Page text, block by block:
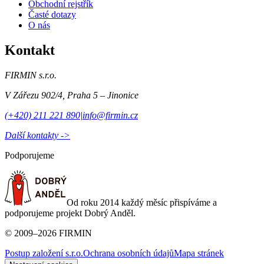
Obchodní rejstřík
Časté dotazy
O nás
Kontakt
FIRMIN s.r.o.
V Zářezu 902/4 Praha 5 – Jinonice
(+420) 211 221 890|info@firmin.cz
Další kontakty ->
Podporujeme
Od roku 2014 každý měsíc přispíváme a
podporujeme projekt Dobrý Anděl.
© 2009–2026 FIRMIN
Postup založení s.r.o.Ochrana osobních údajůMapa stránek